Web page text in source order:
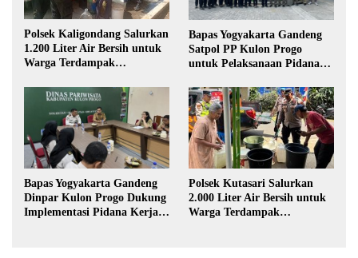
Polsek Kaligondang Salurkan
1.200 Liter Air Bersih untuk
Warga Terdampak
Bapas Yogyakarta Gandeng
Satpol PP Kulon Progo
untuk Pelaksanaan Pidana
Bapas Yogyakarta Gandeng
Dinpar Kulon Progo Dukung
Implementasi Pidana Kerja
Polsek Kutasari Salurkan
2.000 Liter Air Bersih untuk
Warga Terdampak